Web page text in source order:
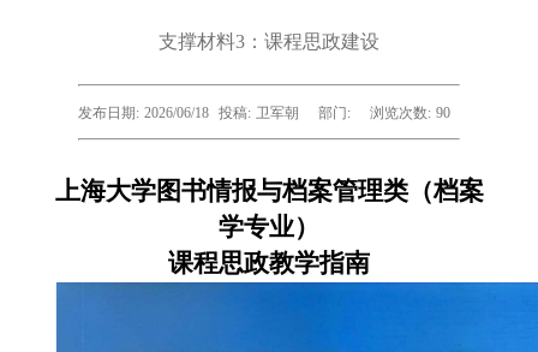
支撑材料3：课程思政建设
发布日期: 2026/06/18 投稿: 卫军朝 部门: 浏览次数: 90
上海大学图书情报与档案管理类（档案
学专业）
课程思政教学指南